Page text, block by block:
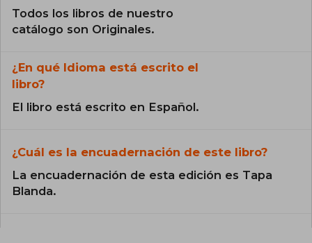
Todos los libros de nuestro
catálogo son Originales.
¿En qué Idioma está escrito el
libro?
El libro está escrito en Español.
¿Cuál es la encuadernación de este libro?
La encuadernación de esta edición es Tapa
Blanda.